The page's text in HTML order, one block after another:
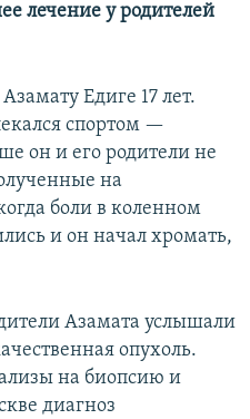
лечение у родителей
Едиге 17 лет.
спортом —
он и его родители не
на
боли в коленном
и он начал хромать,
Азамата услышали
опухоль.
на биопсию и
диагноз